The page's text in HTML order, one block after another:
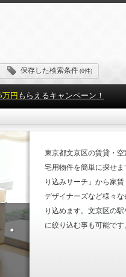
保存した検索条件(0件)
万円 もらえるキャンペーン！
東京都文京区の賃貸・
宅用物件を簡単に探せ
り込みサーチ」から家
デザイナーズなど様々
り込めます。文京区の
に絞り込む事も可能です